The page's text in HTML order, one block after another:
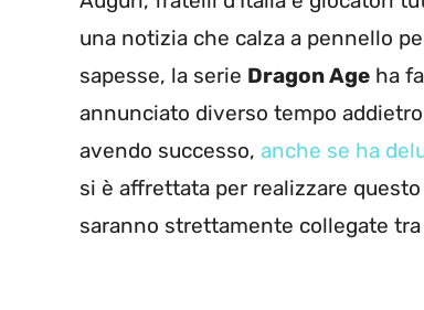
una notizia che calza a pennello
sapesse, la serie Dragon Age ha
annunciato diverso tempo
avendo successo, anche se ha
si è affrettata per realizzare questo
saranno strettamente collegate tra